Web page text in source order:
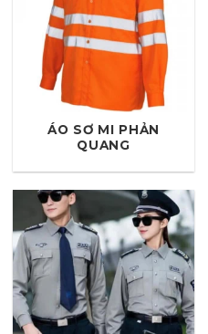
ÁO SƠ MI PHẢN
QUANG